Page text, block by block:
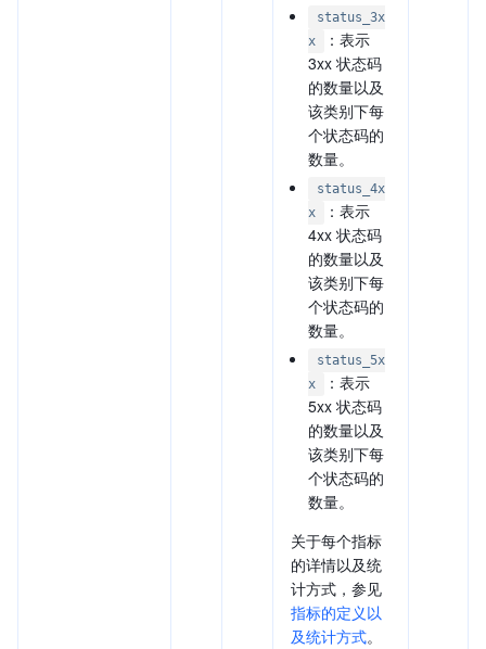
status_3x
x
：表示
3xx 状态码
的数量以及
该类别下每
个状态码的
数量。
status_4x
x
：表示
4xx 状态码
的数量以及
该类别下每
个状态码的
数量。
status_5x
x
：表示
5xx 状态码
的数量以及
该类别下每
个状态码的
数量。
关于每个指标
的详情以及统
计方式，参见
指标的定义以
及统计方式。